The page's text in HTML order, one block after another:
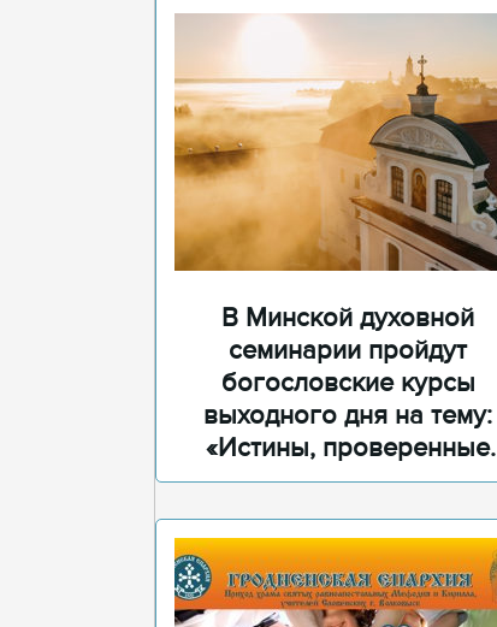
В Минской духовной
семинарии пройдут
богословские курсы
выходного дня на тему:
«Истины, проверенные
временем»